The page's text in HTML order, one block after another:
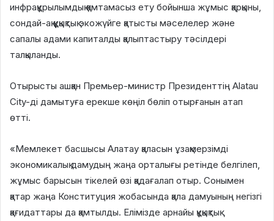
инфрақұрылымдық қамтамасыз ету бойынша жұмыс қарқыны,
сондай-ақ құқықтық экожүйге қатысты мәселелер және
сапалы адами капиталды қалыптастыру тәсілдері
талқыланды.
Отырысты ашқан Премьер-министр Президенттің Alatau
City-ді дамытуға ерекше көңіл бөліп отырғанын атап
өтті.
«Мемлекет басшысы Алатау қаласын ұзақмерзімді
экономикалық дамудың жаңа орталығы ретінде белгілеп,
жұмыс барысын тікелей өзі қадағалап отыр. Сонымен
қатар жаңа Конституция жобасында қала дамуының негізгі
қағидаттары да қамтылды. Елімізде арнайы құқықтық